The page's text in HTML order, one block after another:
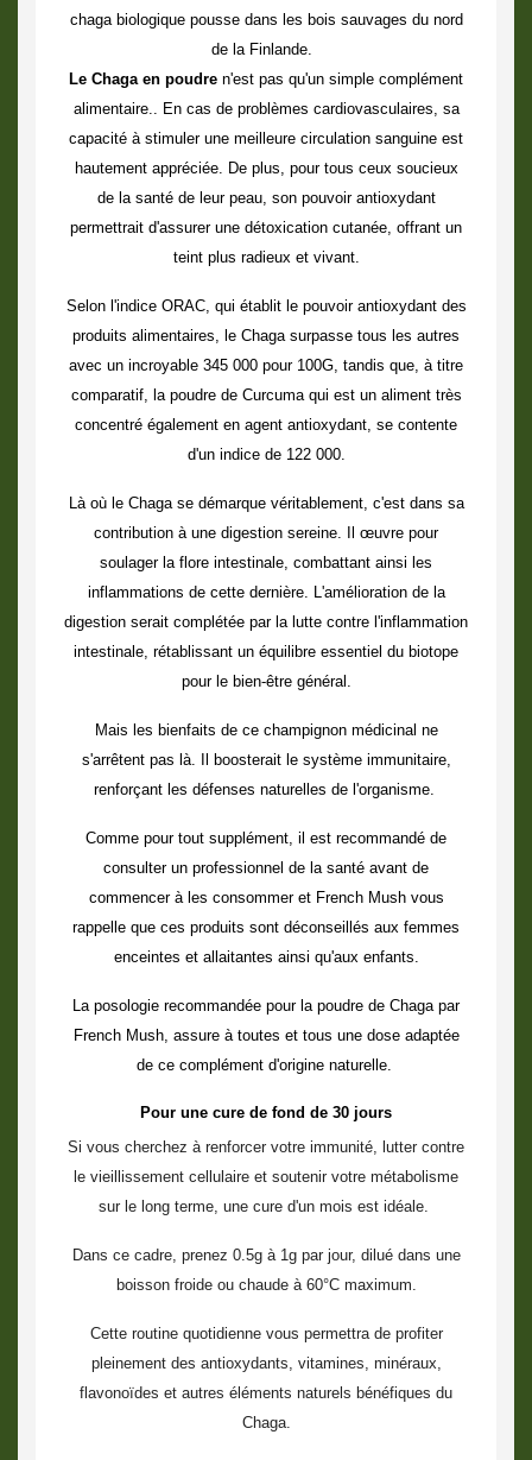
chaga biologique pousse dans les bois sauvages du nord
de la Finlande.
Le Chaga en poudre n'est pas qu'un simple complément
alimentaire.. En cas de problèmes cardiovasculaires, sa
capacité à stimuler une meilleure circulation sanguine est
hautement appréciée. De plus, pour tous ceux soucieux
de la santé de leur peau, son pouvoir antioxydant
permettrait d'assurer une détoxication cutanée, offrant un
teint plus radieux et vivant.
Selon l'indice ORAC, qui établit le pouvoir antioxydant des
produits alimentaires, le Chaga surpasse tous les autres
avec un incroyable 345 000 pour 100G, tandis que, à titre
comparatif, la poudre de Curcuma qui est un aliment très
concentré également en agent antioxydant, se contente
d'un indice de 122 000.
Là où le Chaga se démarque véritablement, c'est dans sa
contribution à une digestion sereine. Il œuvre pour
soulager la flore intestinale, combattant ainsi les
inflammations de cette dernière. L'amélioration de la
digestion serait complétée par la lutte contre l'inflammation
intestinale, rétablissant un équilibre essentiel du biotope
pour le bien-être général.
Mais les bienfaits de ce champignon médicinal ne
s'arrêtent pas là. Il boosterait le système immunitaire,
renforçant les défenses naturelles de l'organisme.
Comme pour tout supplément, il est recommandé de
consulter un professionnel de la santé avant de
commencer à les consommer et French Mush vous
rappelle que ces produits sont déconseillés aux femmes
enceintes et allaitantes ainsi qu'aux enfants.
La posologie recommandée pour la poudre de Chaga par
French Mush, assure à toutes et tous une dose adaptée
de ce complément d'origine naturelle.
Pour une cure de fond de 30 jours
Si vous cherchez à renforcer votre immunité, lutter contre
le vieillissement cellulaire et soutenir votre métabolisme
sur le long terme, une cure d'un mois est idéale.
Dans ce cadre, prenez 0.5g à 1g par jour, dilué dans une
boisson froide ou chaude à 60°C maximum.
Cette routine quotidienne vous permettra de profiter
pleinement des antioxydants, vitamines, minéraux,
flavonoïdes et autres éléments naturels bénéfiques du
Chaga.